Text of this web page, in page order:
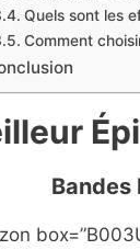
Quels sont les
Comment
Bandes